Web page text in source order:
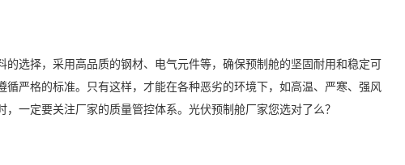
选择，采用高品质的钢材、电气元件等，确保预制舱的坚固耐用和稳定可
严格的标准。只有这样，才能在各种恶劣的环境下，如高温、严寒、强风
一定要关注厂家的质量管控体系。光伏预制舱厂家您选对了么？